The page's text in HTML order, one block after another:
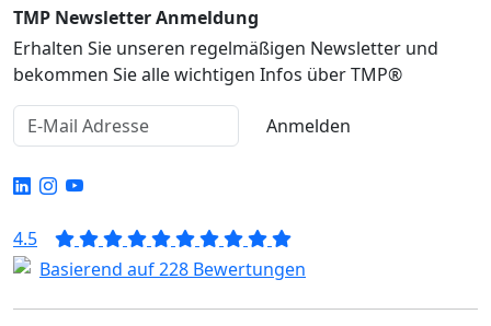
TMP Newsletter Anmeldung
Erhalten Sie unseren regelmäßigen Newsletter und
bekommen Sie alle wichtigen Infos über TMP®
Anmelden
4.5
Basierend auf 228 Bewertungen